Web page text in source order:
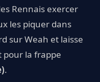
Rennais exercer
les piquer dans
sur Weah et laisse
pour la frappe
.